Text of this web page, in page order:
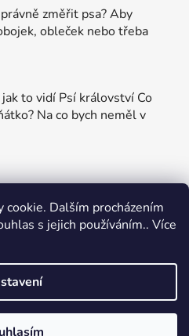
Dalším procházením
s jejich používáním.. Více
změřit psa? Aby
obleček nebo třeba
to vidí Psí království Co
Na co bych neměl v
Shoptet